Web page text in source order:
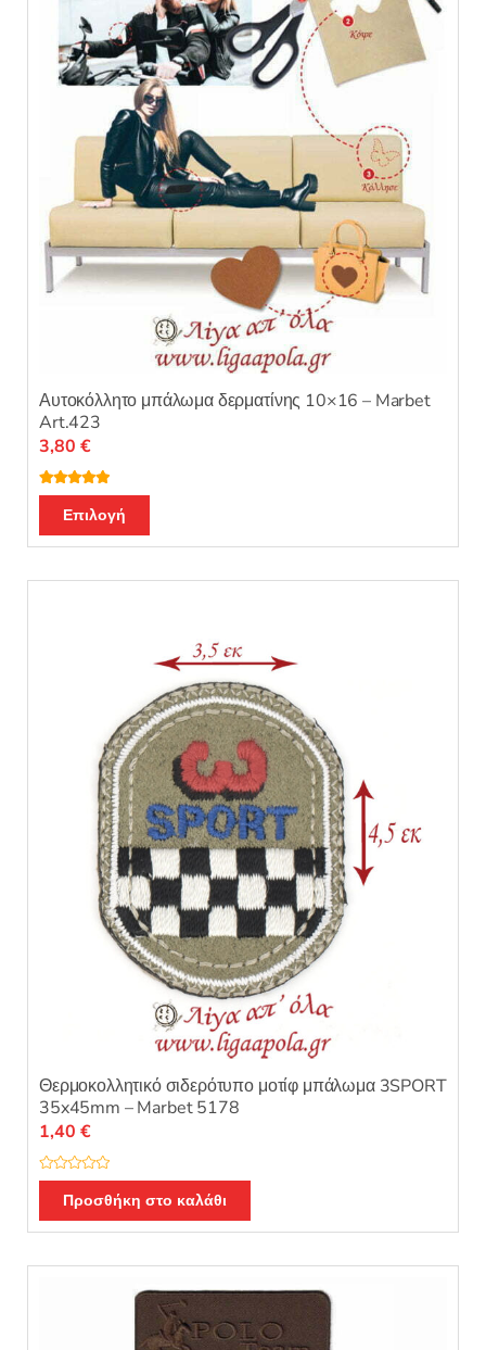
Αυτοκόλλητο μπάλωμα δερματίνης 10×16 – Marbet
Art.423
Βαθμολογή
θηκε με5.00
από 5
3,80 €
Επιλογή
το
έχει
παραλλαγές.
Οι
επιλογές
μπορούν
να
επιλεγούν
στη
σελίδα
του
προϊόντος
Θερμοκολλητικό σιδερότυπο μοτίφ μπάλωμα 3SPORT
35x45mm – Marbet 5178
Β
μ
ο
1,40 €
Προσθήκη στο καλάθι